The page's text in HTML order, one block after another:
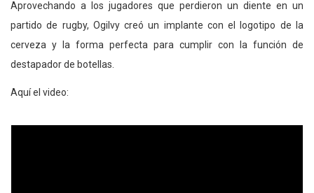
Aprovechando a los jugadores que perdieron un diente en un
partido de rugby, Ogilvy creó un implante con el logotipo de la
cerveza y la forma perfecta para cumplir con la función de
destapador de botellas.
Aquí el video: